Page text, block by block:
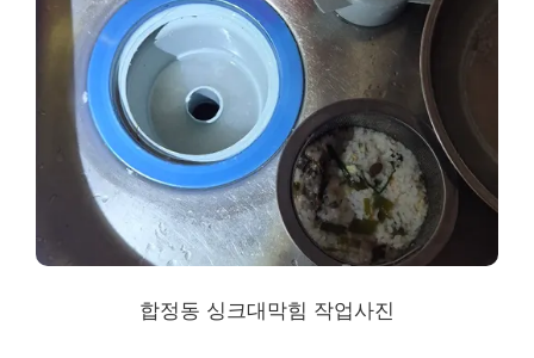
합정동 싱크대막힘 작업사진